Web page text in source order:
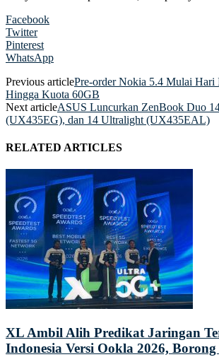
Facebook
Twitter
Pinterest
WhatsApp
Previous articlePre-order Nokia 5.4 Mulai Hari
Hingga Kuota 60GB
Next articleASUS Luncurkan ZenBook Duo
(UX435EG), dan 14 Ultralight (UX435EAL)
RELATED ARTICLES
XL Ambil Alih Predikat Jaringan
Indonesia Versi Ookla 2026,